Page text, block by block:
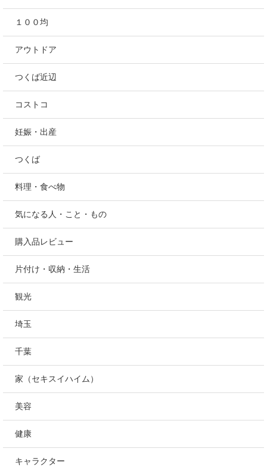
にほんブログ村
カテゴリー
子育て
１００均
アウトドア
つくば近辺
コストコ
妊娠・出産
つくば
料理・食べ物
気になる人・こと・もの
購入品レビュー
片付け・収納・生活
観光
埼玉